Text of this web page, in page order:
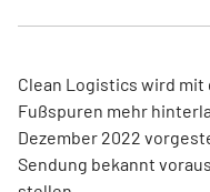
Clean Logistics wird
Fußspuren mehr
Dezember 2022
Sendung bekannt